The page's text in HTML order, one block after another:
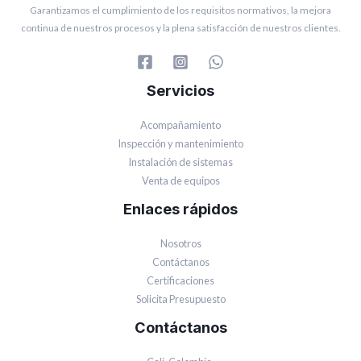
Garantizamos el cumplimiento de los requisitos normativos, la mejora
continua de nuestros procesos y la plena satisfacción de nuestros clientes.
Servicios
Acompañamiento
Inspección y mantenimiento
Instalación de sistemas
Venta de equipos
Enlaces rápidos
Nosotros
Contáctanos
Certificaciones
Solicita Presupuesto
Contáctanos